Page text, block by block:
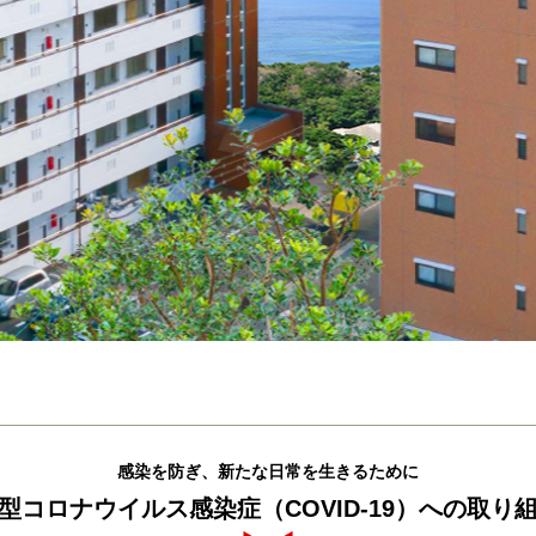
感染を防ぎ、新たな日常を生きるために
コロナウイルス感染症（COVID-19）への取り